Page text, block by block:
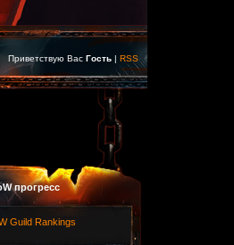
Приветствую Вас Гость | RSS
прогресс